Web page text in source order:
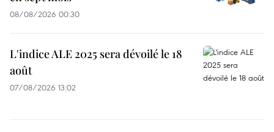
08/08/2026 00:30
L'indice ALE 2025 sera dévoilé le 18
août
07/08/2026 13:02